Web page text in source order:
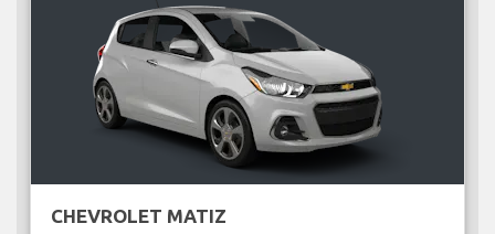
CHEVROLET MATIZ